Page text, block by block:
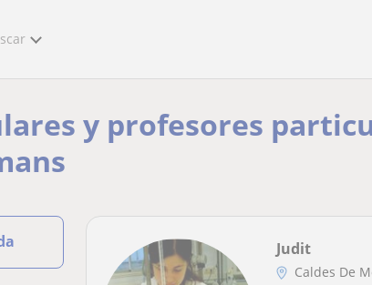
y profesores
Judit
Caldes De